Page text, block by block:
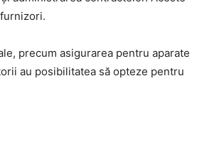
precum asigurarea pentru aparate
au posibilitatea să opteze pentru